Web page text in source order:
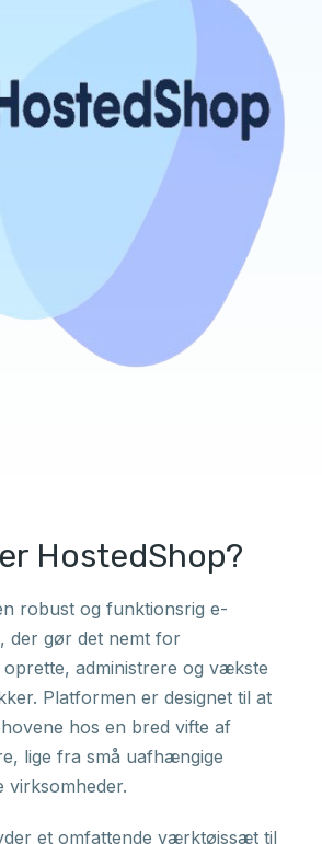
HostedShop?
robust og funktionsrig e-
der gør det nemt for
administrere og vækste
Platformen er designet til at
hos en bred vifte af
lige fra små uafhængige
et omfattende værktøjssæt til